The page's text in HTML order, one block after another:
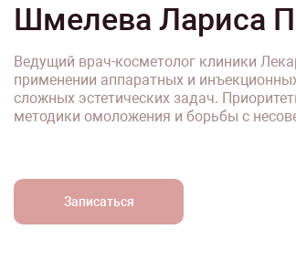
Шмелева Лариса
Ведущий врач-косметолог клиники
применении аппаратных и
сложных эстетических задач.
методики омоложения и борьбы с
Записаться